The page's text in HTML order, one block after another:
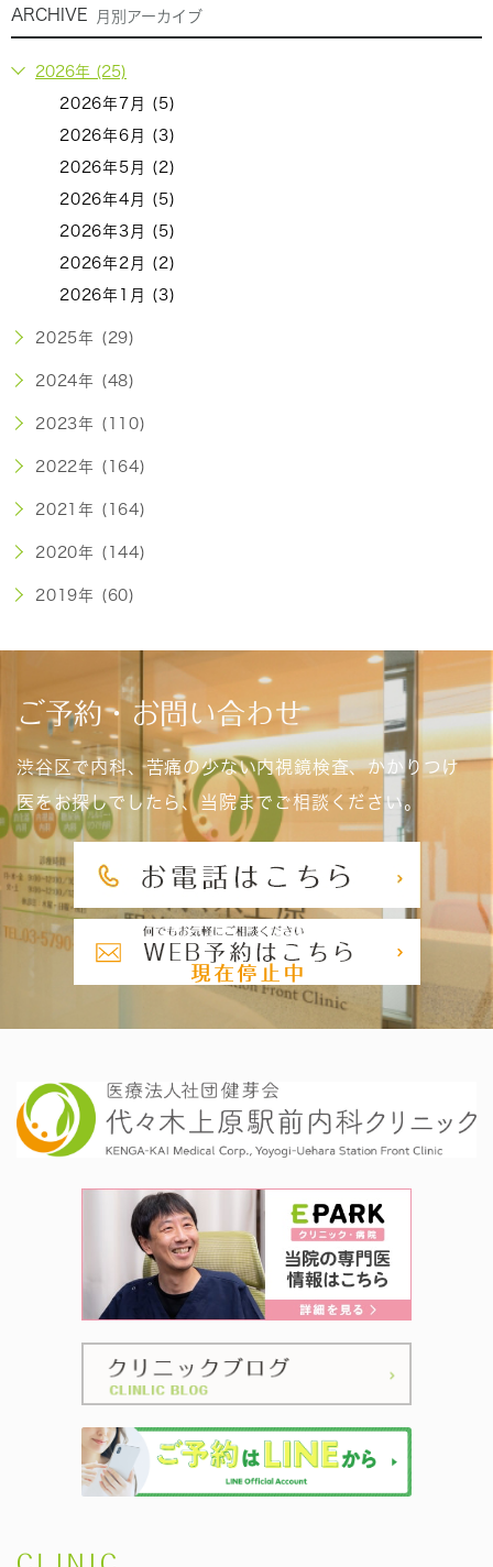
ARCHIVE 月別アーカイブ
2026年 (25)
2026年7月 (5)
2026年6月 (3)
2026年5月 (2)
2026年4月 (5)
2026年3月 (5)
2026年2月 (2)
2026年1月 (3)
2025年 (29)
2024年 (48)
2023年 (110)
2022年 (164)
2021年 (164)
2020年 (144)
2019年 (60)
ご予約・お問い合わせ
渋谷区で内科、苦痛の少ない内視鏡検査、かかりつけ
医をお探しでしたら、当院までご相談ください。